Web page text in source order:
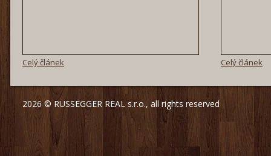
Celý článek Celý článek
2026 © RUSSEGGER REAL s.r.o., all rights reserved